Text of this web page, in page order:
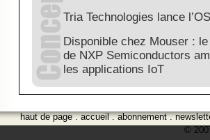
Tria Technologies lance
Disponible chez Mouser :
de NXP Semiconductors
les applications IoT
haut de page.accueil.abonnement.
©